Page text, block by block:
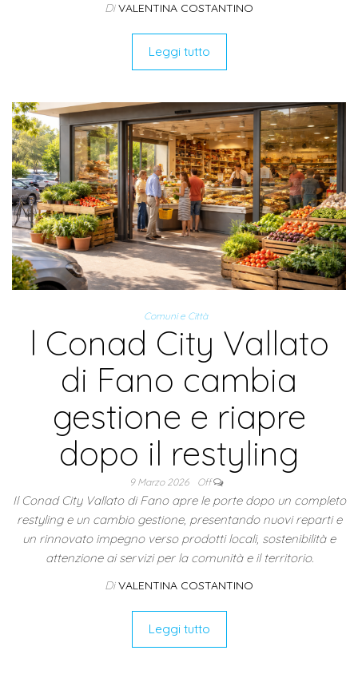
Di VALENTINA COSTANTINO
Leggi tutto
Comuni e Città
l Conad City Vallato
di Fano cambia
gestione e riapre
dopo il restyling
9 Marzo 2026 Off
Il Conad City Vallato di Fano apre le porte dopo un completo
restyling e un cambio gestione, presentando nuovi reparti e
un rinnovato impegno verso prodotti locali, sostenibilità e
attenzione ai servizi per la comunità e il territorio.
Di VALENTINA COSTANTINO
Leggi tutto